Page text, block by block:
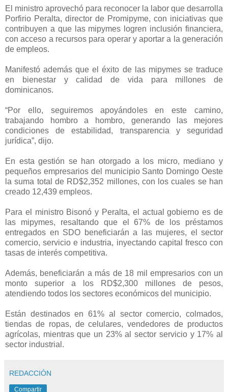
El ministro aprovechó para reconocer la labor que desarrolla
Porfirio Peralta, director de Promipyme, con iniciativas que
contribuyen a que las mipymes logren inclusión financiera,
con acceso a recursos para operar y aportar a la generación
de empleos.
Manifestó además que el éxito de las mipymes se traduce
en bienestar y calidad de vida para millones de
dominicanos.
“Por ello, seguiremos apoyándoles en este camino,
trabajando hombro a hombro, generando las mejores
condiciones de estabilidad, transparencia y seguridad
jurídica”, dijo.
En esta gestión se han otorgado a los micro, mediano y
pequeños empresarios del municipio Santo Domingo Oeste
la suma total de RD$2,352 millones, con los cuales se han
creado 12,439 empleos.
Para el ministro Bisonó y Peralta, el actual gobierno es de
las mipymes, resaltando que el 67% de los préstamos
entregados en SDO beneficiarán a las mujeres, el sector
comercio, servicio e industria, inyectando capital fresco con
tasas de interés competitiva.
Además, beneficiarán a más de 18 mil empresarios con un
monto superior a los RD$2,300 millones de pesos,
atendiendo todos los sectores económicos del municipio.
Están destinados en 61% al sector comercio, colmados,
tiendas de ropas, de celulares, vendedores de productos
agrícolas, mientras que un 23% al sector servicio y 17% al
sector industrial.
REDACCIÓN
Compartir